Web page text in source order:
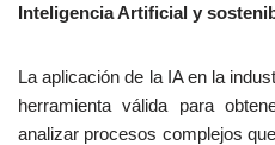
Inteligencia Artificial y
La aplicación de la IA en la
herramienta válida para
analizar procesos complejos